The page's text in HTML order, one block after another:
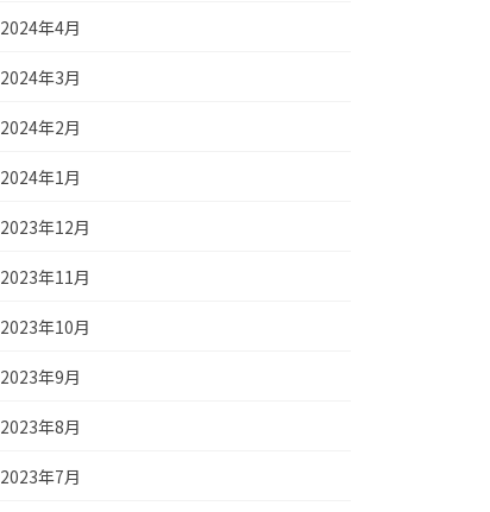
2024年4月
2024年3月
2024年2月
2024年1月
2023年12月
2023年11月
2023年10月
2023年9月
2023年8月
2023年7月